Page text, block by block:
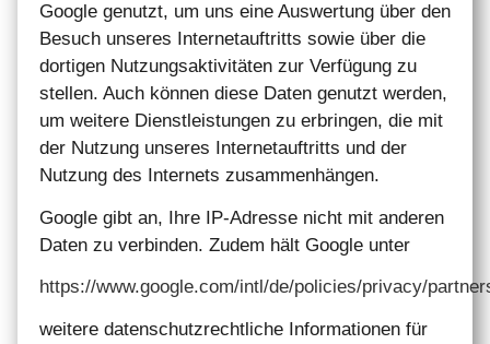
Google genutzt, um uns eine Auswertung über den
Besuch unseres Internetauftritts sowie über die
dortigen Nutzungsaktivitäten zur Verfügung zu
stellen. Auch können diese Daten genutzt werden,
um weitere Dienstleistungen zu erbringen, die mit
der Nutzung unseres Internetauftritts und der
Nutzung des Internets zusammenhängen.
Google gibt an, Ihre IP-Adresse nicht mit anderen
Daten zu verbinden. Zudem hält Google unter
https://www.google.com/intl/de/policies/privacy/
weitere datenschutzrechtliche Informationen für